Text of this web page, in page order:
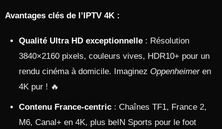
Avantages clés de l’IPTV 4K :
Qualité Ultra HD exceptionnelle : Résolution
3840×2160 pixels, couleurs vives, HDR10+ pour un
rendu cinéma à domicile. Imaginez Oppenheimeren
4K pur ! 🔥
Contenu France-centric : Chaînes TF1, France 2,
M6, Canal+ en 4K, plus beIN Sports pour le foot